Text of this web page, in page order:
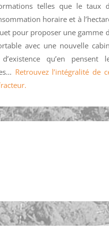
telles que le taux
horaire et à
pour proposer une gamme
avec une nouvelle
qu’en pensent
Retrouvez l’intégralité de